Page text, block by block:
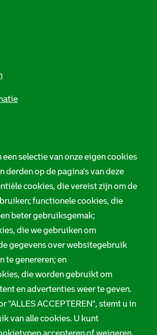
een selectie van onze eigen cookies
derden op de pagina's van deze
cookies, die vereist zijn om de
functionele cookies, die
beter gebruiksgemak;
die we gebruiken om
gegevens over websitegebruik
te genereren; en
die worden gebruikt om
en advertenties weer te geven.
"ALLES ACCEPTEREN", stemt u in
van alle cookies. U kunt
CG Rotterdam